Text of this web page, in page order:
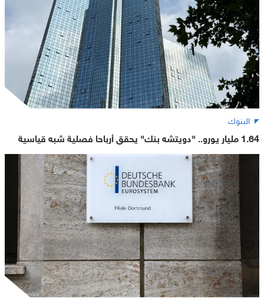
البنوك
1.64 مليار يورو.. "دويتشه بنك" يحقق أرباحا فصلية شبه قياسية